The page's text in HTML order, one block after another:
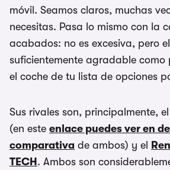
móvil. Seamos claros, muchas
necesitas. Pasa lo mismo con la
acabados: no es excesiva, pero
suficientemente agradable
el coche de tu lista de opciones
Sus rivales son, principalmente, el
(en este enlace puedes ver en
comparativa de ambos) y el
TECH . Ambos son